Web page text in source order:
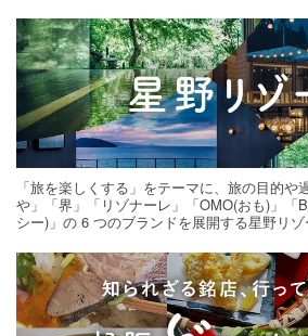
「旅を楽しくする」をテーマに、旅の目的
や」「界」「リゾナーレ」「OMO(おも)」「
シー)」の 6 つのブランドを展開する星野リ